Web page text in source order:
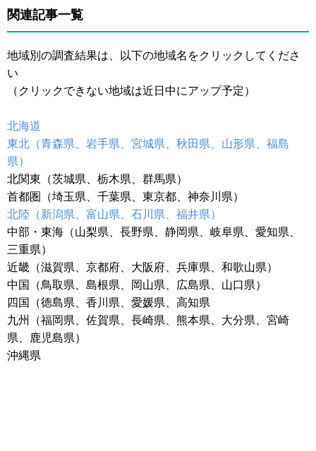
関連記事一覧
地域別の調査結果は、以下の地域名をクリックしてくださ
い
（クリックできない地域は近日中にアップ予定）
北海道
東北（青森県、岩手県、宮城県、秋田県、山形県、福島
県）
北関東（茨城県、栃木県、群馬県）
首都圏（埼玉県、千葉県、東京都、神奈川県）
北陸（新潟県、富山県、石川県、福井県）
中部・東海（山梨県、長野県、静岡県、岐阜県、愛知県、
三重県）
近畿（滋賀県、京都府、大阪府、兵庫県、和歌山県）
中国（鳥取県、島根県、岡山県、広島県、山口県）
四国（徳島県、香川県、愛媛県、高知県
九州（福岡県、佐賀県、長崎県、熊本県、大分県、宮崎
県、鹿児島県）
沖縄県